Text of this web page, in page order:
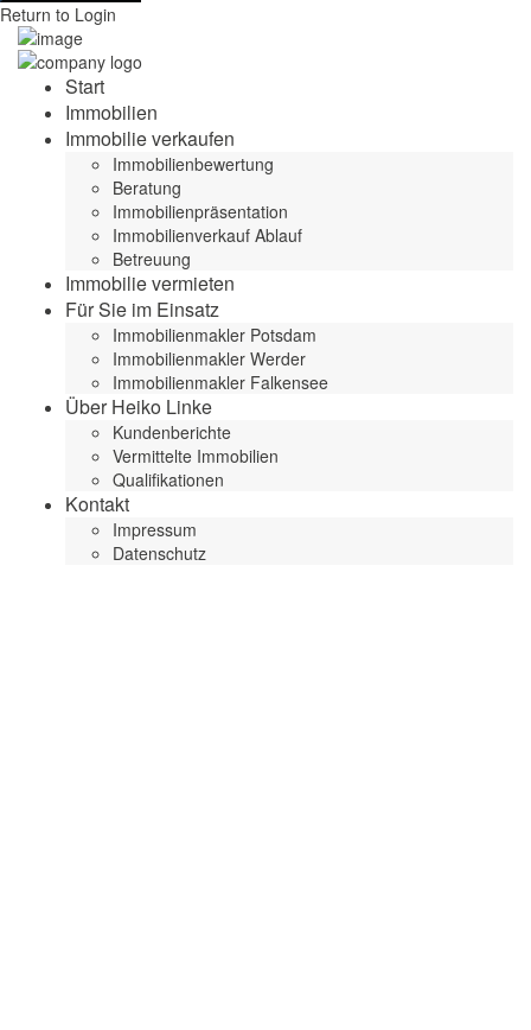
Return to Login
Start
Immobilien
Immobilie verkaufen
Immobilienbewertung
Beratung
Immobilienpräsentation
Immobilienverkauf Ablauf
Betreuung
Immobilie vermieten
Für Sie im Einsatz
Immobilienmakler Potsdam
Immobilienmakler Werder
Immobilienmakler Falkensee
Über Heiko Linke
Kundenberichte
Vermittelte Immobilien
Qualifikationen
Kontakt
Impressum
Datenschutz